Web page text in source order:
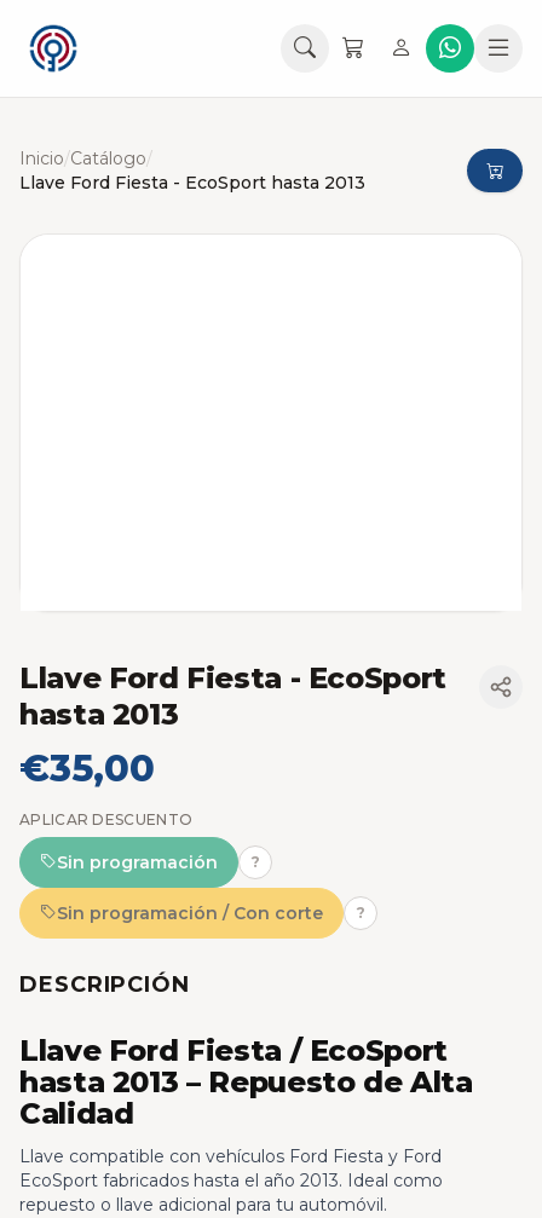
Inicio/Catálogo/
Llave Ford Fiesta - EcoSport hasta 2013
Llave Ford Fiesta - EcoSport
hasta 2013
€35,00
APLICAR DESCUENTO
Sin programación ?
Sin programación / Con corte ?
DESCRIPCIÓN
Llave Ford Fiesta / EcoSport
hasta 2013 – Repuesto de Alta
Calidad
Llave compatible con vehículos Ford Fiesta y Ford
EcoSport fabricados hasta el año 2013. Ideal como
repuesto o llave adicional para tu automóvil.